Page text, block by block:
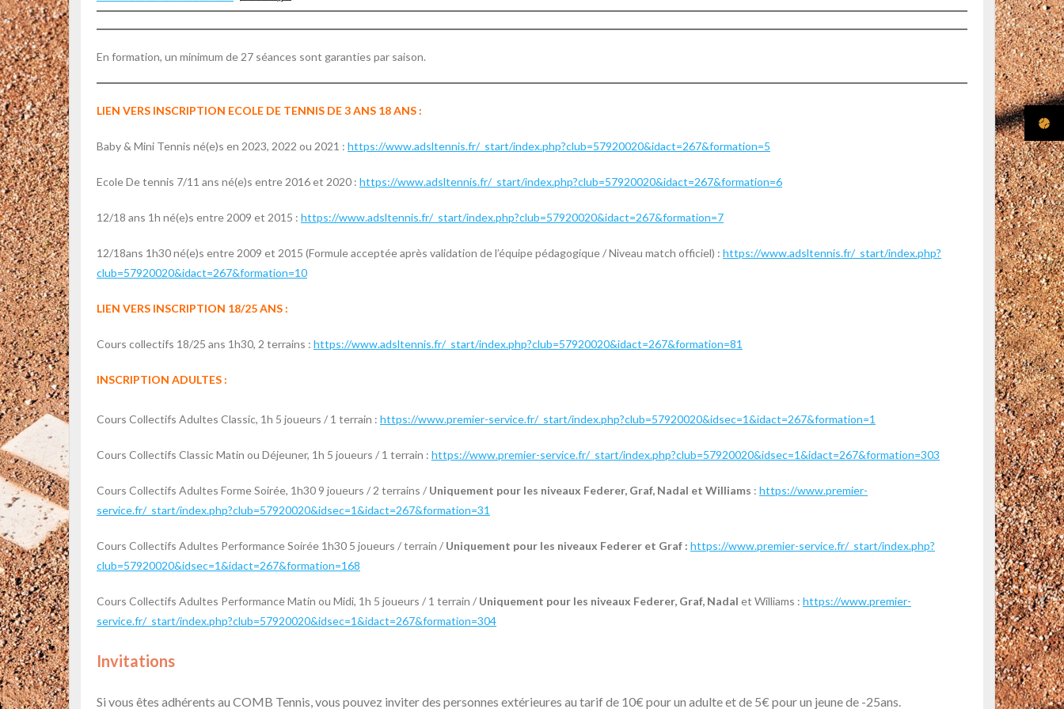
En formation, un minimum de 27 séances sont garanties par saison.
LIEN VERS INSCRIPTION ECOLE DE TENNIS DE 3 ANS 18 ANS :
Baby & Mini Tennis né(e)s en 2023, 2022 ou 2021 : https://www.adsltennis.fr/_start/index.php?club=57920020&idact=267&formation=5
Ecole De tennis 7/11 ans né(e)s entre 2016 et 2020 : https://www.adsltennis.fr/_start/index.php?club=57920020&idact=267&formation=6
12/18 ans 1h né(e)s entre 2009 et 2015 : https://www.adsltennis.fr/_start/index.php?club=57920020&idact=267&formation=7
12/18ans 1h30 né(e)s entre 2009 et 2015 (Formule acceptée après validation de l’équipe pédagogique / Niveau match officiel) : https://www.adsltennis.fr/_start/index.php?
club=57920020&idact=267&formation=10
LIEN VERS INSCRIPTION 18/25 ANS :
Cours collectifs 18/25 ans 1h30, 2 terrains : https://www.adsltennis.fr/_start/index.php?club=57920020&idact=267&formation=81
INSCRIPTION ADULTES :
Cours Collectifs Adultes Classic, 1h 5 joueurs / 1 terrain : https://www.premier-service.fr/_start/index.php?club=57920020&idsec=1&idact=267&formation=1
Cours Collectifs Classic Matin ou Déjeuner, 1h 5 joueurs / 1 terrain : https://www.premier-service.fr/_start/index.php?club=57920020&idsec=1&idact=267&formation=303
Cours Collectifs Adultes Forme Soirée, 1h30 9 joueurs / 2 terrains / Uniquement pour les niveaux Federer, Graf, Nadal et Williams : https://www.premier-
service.fr/_start/index.php?club=57920020&idsec=1&idact=267&formation=31
Cours Collectifs Adultes Performance Soirée 1h30 5 joueurs / terrain / Uniquement pour les niveaux Federer et Graf : https://www.premier-service.fr/_start/index.php?
club=57920020&idsec=1&idact=267&formation=168
Cours Collectifs Adultes Performance Matin ou Midi, 1h 5 joueurs / 1 terrain / Uniquement pour les niveaux Federer, Graf, Nadal et Williams : https://www.premier-
service.fr/_start/index.php?club=57920020&idsec=1&idact=267&formation=304
Invitations
Si vous êtes adhérents au COMB Tennis, vous pouvez inviter des personnes extérieures au tarif de 10€ pour un adulte et de 5€ pour un jeune de -25ans.